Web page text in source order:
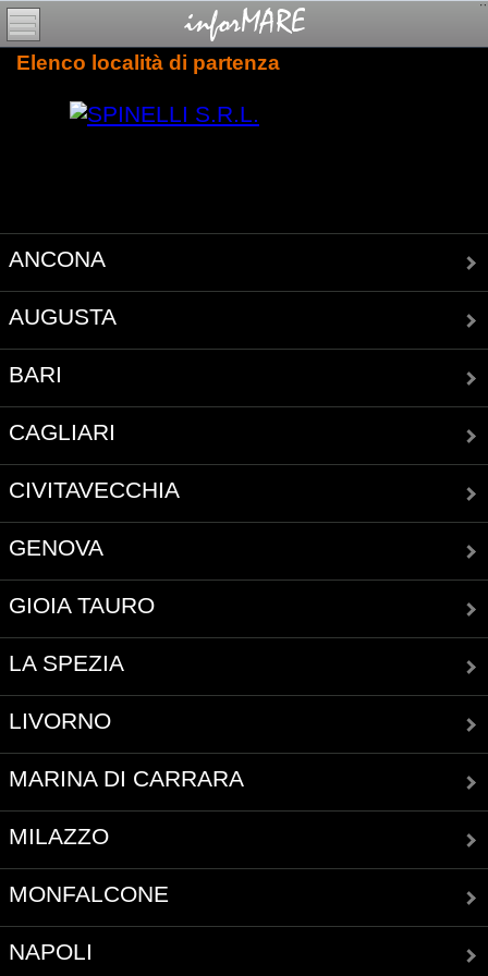
Elenco località di partenza
ANCONA
AUGUSTA
BARI
CAGLIARI
CIVITAVECCHIA
GENOVA
GIOIA TAURO
LA SPEZIA
LIVORNO
MARINA DI CARRARA
MILAZZO
MONFALCONE
NAPOLI